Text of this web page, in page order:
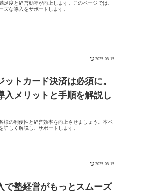
度と経営効率が向上します。このページでは、
な導入をサポートします。
2025-08-15
トカード決済は必須に。
入メリットと手順を解説し
様の利便性と経営効率を向上させましょう。本ペ
しく解説し、サポートします。
2025-08-15
で塾経営がもっとスムーズ